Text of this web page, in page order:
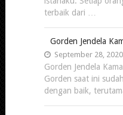
terbaik dari …
Gorden Jendela
September 28, 2020
Gorden Jendela
Gorden saat ini
dengan baik,